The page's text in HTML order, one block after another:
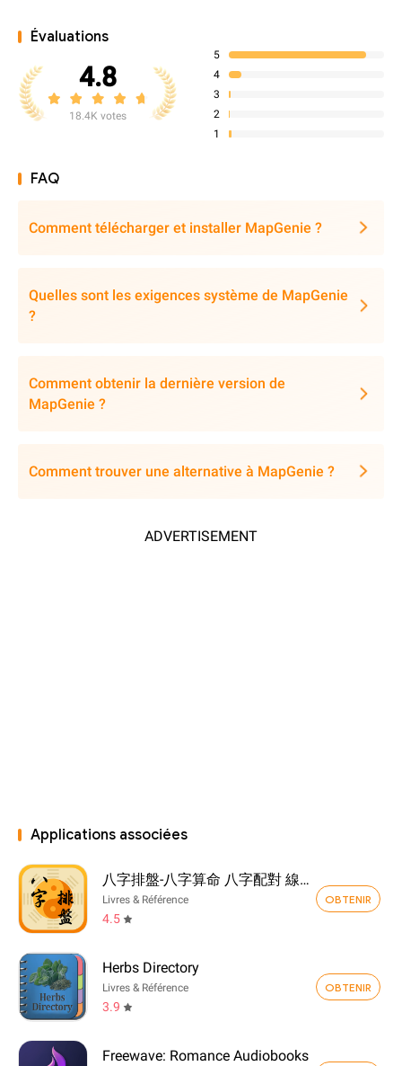
Évaluations
4.8
18.4K votes
5
4
3
2
1
FAQ
Comment télécharger et installer MapGenie ?
Quelles sont les exigences système de MapGenie
?
Comment obtenir la dernière version de
MapGenie ?
Comment trouver une alternative à MapGenie ?
ADVERTISEMENT
Applications associées
八字排盤-八字算命 八字配對 線上算命 生辰八字查詢
Livres & Référence
4.5
OBTENIR
Herbs Directory
Livres & Référence
3.9
OBTENIR
Freewave: Romance Audiobooks